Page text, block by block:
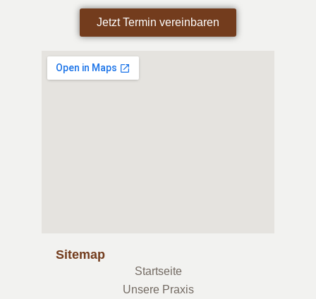
Jetzt Termin vereinbaren
Sitemap
Startseite
Unsere Praxis